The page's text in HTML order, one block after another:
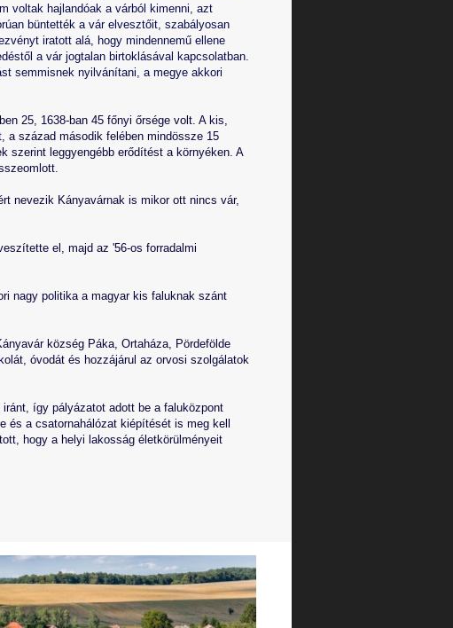
voltak hajlandóak a várból kimenni, azt
büntették a vár elvesztőit, szabályosan
iratott alá, hogy mindennemű ellene
a vár jogtalan birtoklásával kapcsolatban.
semmisnek nyilvánítani, a megye akkori
25, 1638-ban 45 főnyi őrsége volt. A kis,
a század második felében mindössze 15
szerint leggyengébb erődítést a környéken. A
nevezik Kányavárnak is mikor ott nincs vár,
el, majd az '56-os forradalmi
nagy politika a magyar kis faluknak szánt
község Páka, Ortaháza, Pördefölde
óvodát és hozzájárul az orvosi szolgálatok
így pályázatot adott be a faluközpont
a csatornahálózat kiépítését is meg kell
hogy a helyi lakosság életkörülményeit